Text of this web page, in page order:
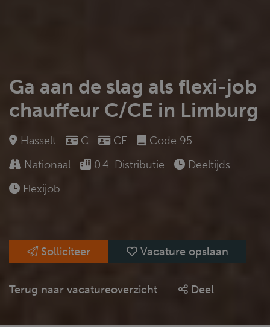
Ga aan de slag als flexi-job
chauffeur C/CE in Limburg
Hasselt C CE
Code 95
Nationaal
0.4. Distributie
Deeltijds
Flexijob
Solliciteer Vacature opslaan
Terug naar vacatureoverzicht Deel